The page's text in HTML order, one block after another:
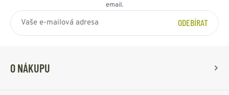
email.
ODEBÍRAT
O NÁKUPU